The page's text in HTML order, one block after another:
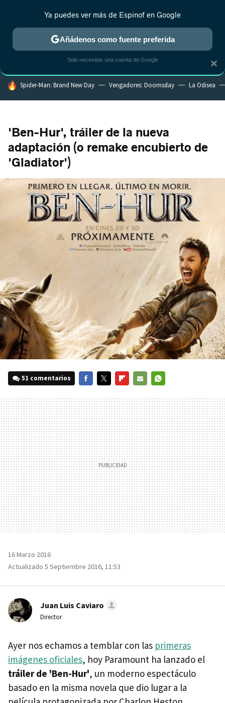
MENÚ NUEVO
ESTRENOS REALITY ANIME RANKINGS CINE
HOY SE HABLA DE
Spider-Man: Brand New Day Vengadores: Doomsday La Odisea
'Ben-Hur', tráiler de la nueva
adaptación (o remake encubierto de
'Gladiator')
51 comentarios
MAIL
16 Marzo 2016
Actualizado 5 Septiembre 2016, 11:53
Juan Luis Caviaro
Director
Ayer nos echamos a temblar con las primeras
imágenes oficiales, hoy Paramount ha lanzado el
tráiler de 'Ben-Hur', un moderno espectáculo
basado en la misma novela que dio lugar a la
×
Ya puedes ver más de Espinof en Google
Añádenos como fuente preferida
Solo necesitas una cuenta de Google